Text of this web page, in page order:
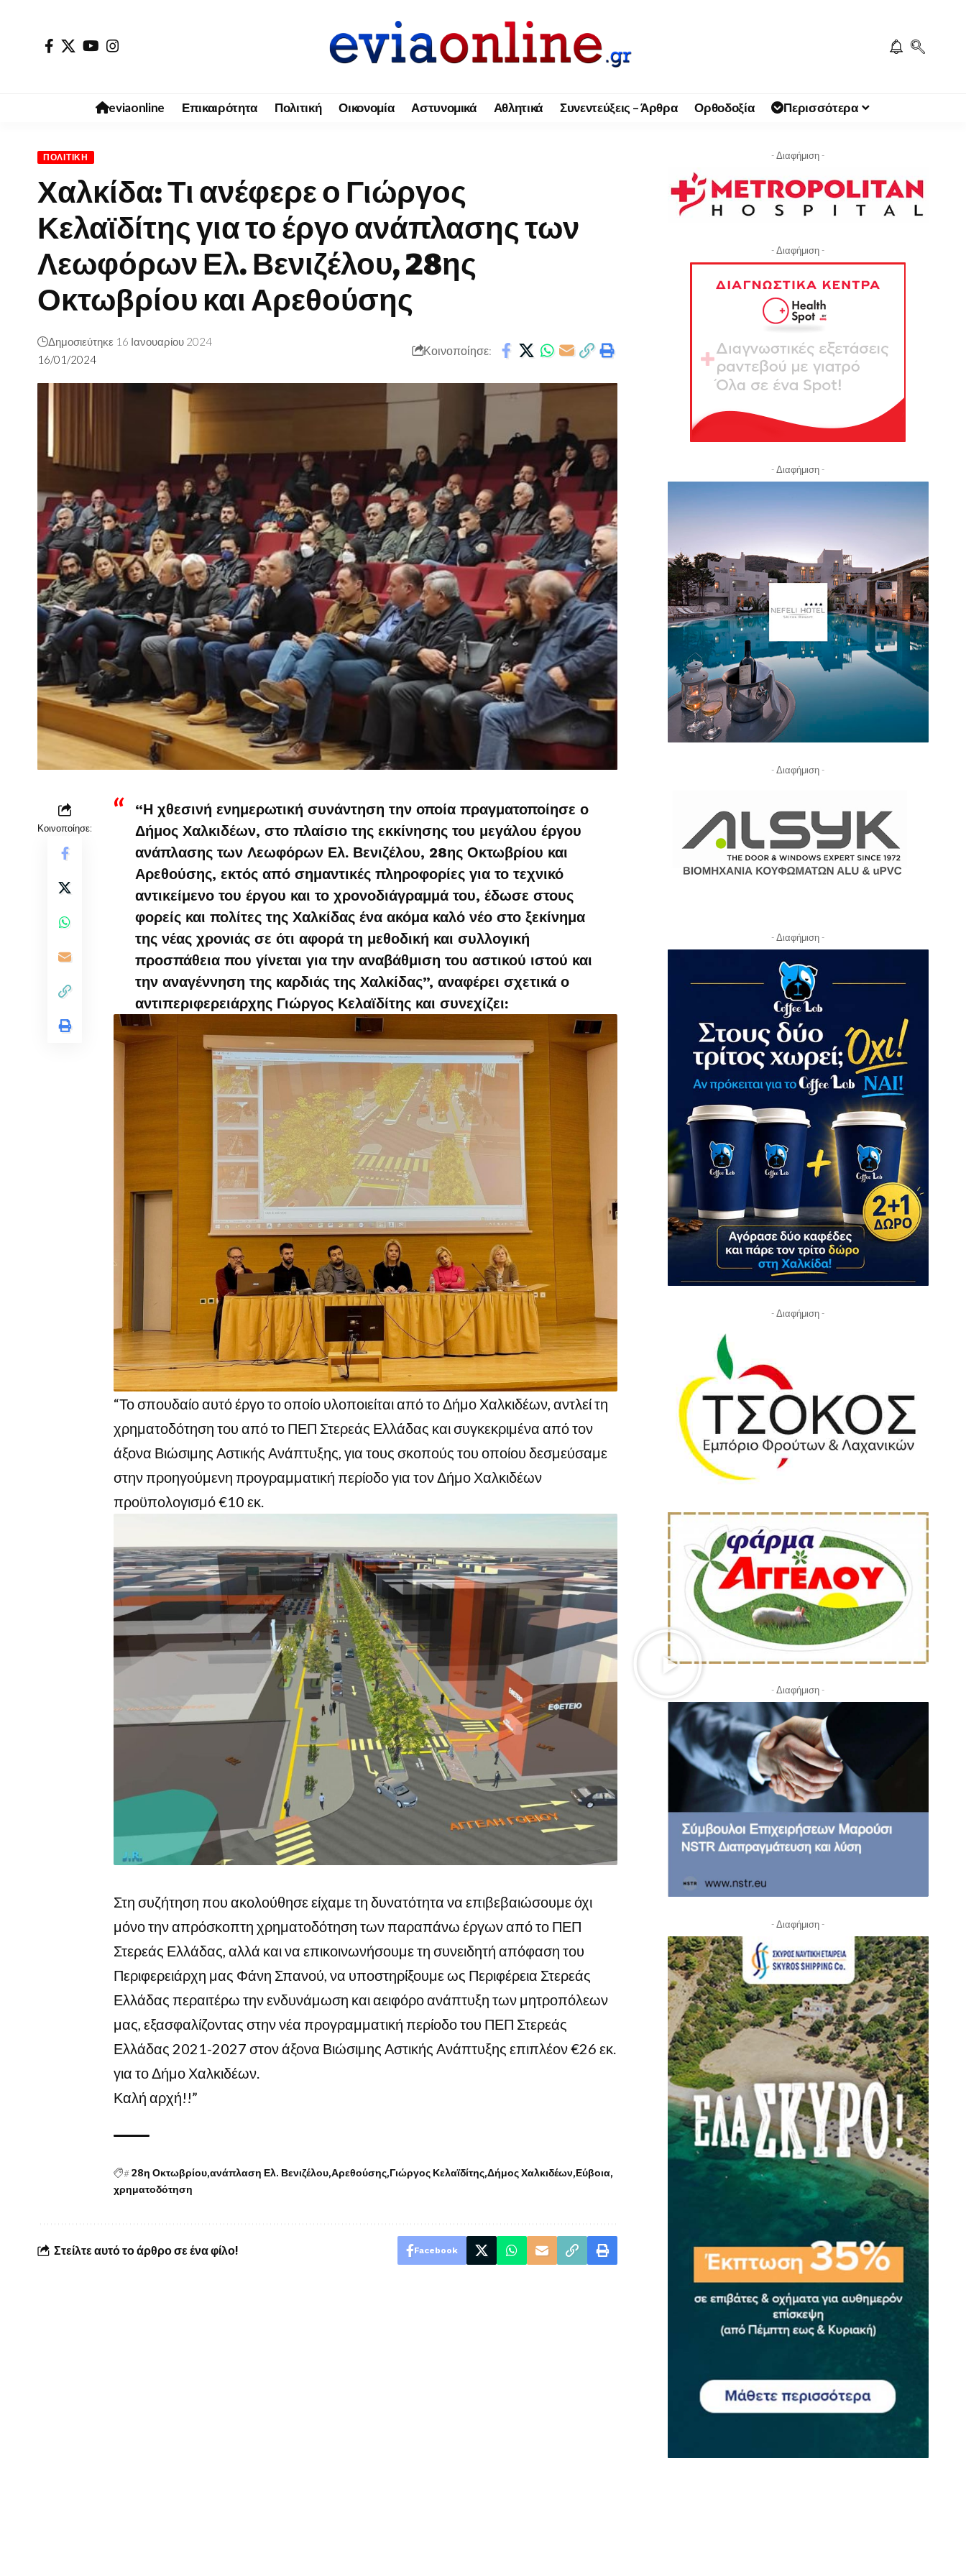
eviaonline Επικαιρότητα Πολιτική Οικονομία Αστυνομικά Αθλητικά Συνεντεύξεις – Άρθρα Ορθοδοξία Περισσότερα
ΠΟΛΙΤΙΚΉ
Χαλκίδα: Τι ανέφερε ο Γιώργος
Κελαϊδίτης για το έργο ανάπλασης των
Λεωφόρων Ελ. Βενιζέλου, 28ης
Οκτωβρίου και Αρεθούσης
16/01/2024
Δημοσιεύτηκε 16 Ιανουαρίου 2024
Κοινοποίησε:
Κοινοποίησε:
“Η χθεσινή ενημερωτική συνάντηση την οποία πραγματοποίησε ο
Δήμος Χαλκιδέων, στο πλαίσιο της εκκίνησης του μεγάλου έργου
ανάπλασης των Λεωφόρων Ελ. Βενιζέλου, 28ης Οκτωβρίου και
Αρεθούσης, εκτός από σημαντικές πληροφορίες για το τεχνικό
αντικείμενο του έργου και το χρονοδιάγραμμά του, έδωσε στους
φορείς και πολίτες της Χαλκίδας ένα ακόμα καλό νέο στο ξεκίνημα
της νέας χρονιάς σε ότι αφορά τη μεθοδική και συλλογική
προσπάθεια που γίνεται για την αναβάθμιση του αστικού ιστού και
την αναγέννηση της καρδιάς της Χαλκίδας”, αναφέρει σχετικά ο
αντιπεριφερειάρχης Γιώργος Κελαϊδίτης και συνεχίζει:
“Το σπουδαίο αυτό έργο το οποίο υλοποιείται από το Δήμο Χαλκιδέων, αντλεί τη
χρηματοδότηση του από το ΠΕΠ Στερεάς Ελλάδας και συγκεκριμένα από τον
άξονα Βιώσιμης Αστικής Ανάπτυξης, για τους σκοπούς του οποίου δεσμεύσαμε
στην προηγούμενη προγραμματική περίοδο για τον Δήμο Χαλκιδέων
προϋπολογισμό €10 εκ.
Στη συζήτηση που ακολούθησε είχαμε τη δυνατότητα να επιβεβαιώσουμε όχι
μόνο την απρόσκοπτη χρηματοδότηση των παραπάνω έργων από το ΠΕΠ
Στερεάς Ελλάδας, αλλά και να επικοινωνήσουμε τη συνειδητή απόφαση του
Περιφερειάρχη μας Φάνη Σπανού, να υποστηρίξουμε ως Περιφέρεια Στερεάς
Ελλάδας περαιτέρω την ενδυνάμωση και αειφόρο ανάπτυξη των μητροπόλεων
μας, εξασφαλίζοντας στην νέα προγραμματική περίοδο του ΠΕΠ Στερεάς
Ελλάδας 2021-2027 στον άξονα Βιώσιμης Αστικής Ανάπτυξης επιπλέον €26 εκ.
για το Δήμο Χαλκιδέων.
Καλή αρχή!!”
#28η Οκτωβρίου ανάπλαση Ελ. Βενιζέλου Αρεθούσης Γιώργος Κελαϊδίτης Δήμος Χαλκιδέων Εύβοια
χρηματοδότηση
Στείλτε αυτό το άρθρο σε ένα φίλο! Facebook
- Διαφήμιση -
- Διαφήμιση -
- Διαφήμιση -
- Διαφήμιση -
- Διαφήμιση -
- Διαφήμιση -
- Διαφήμιση -
- Διαφήμιση -